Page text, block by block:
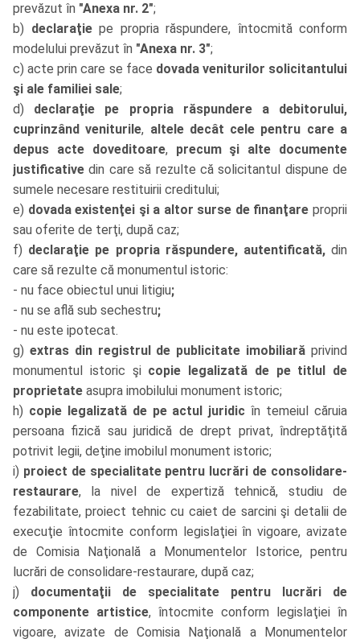
prevăzut în "Anexa nr. 2";
b) declaraţie pe propria răspundere, întocmită conform
modelului prevăzut în "Anexa nr. 3";
c) acte prin care se face dovada veniturilor solicitantului
şi ale familiei sale;
d) declaraţie pe propria răspundere a debitorului,
cuprinzând veniturile, altele decât cele pentru care a
depus acte doveditoare, precum şi alte documente
justificativedin care să rezulte că solicitantul dispune de
sumele necesare restituirii creditului;
e) dovada existenţei şi a altor surse de finanţareproprii
sau oferite de terţi, după caz;
f) declaraţie pe propria răspundere, autentificată,din
care să rezulte că monumentul istoric:
- nu face obiectul unui litigiu;
- nu se află sub sechestru;
- nu este ipotecat.
g) extras din registrul de publicitate imobiliarăprivind
monumentul istoric şi copie legalizată de pe titlul de
proprietate asupra imobilului monument istoric;
h) copie legalizată de pe actul juridicîn temeiul căruia
persoana fizică sau juridică de drept privat, îndreptăţită
potrivit legii, deţine imobilul monument istoric;
i) proiect de specialitate pentru lucrări de consolidare-
restaurare, la nivel de expertiză tehnică, studiu de
fezabilitate, proiect tehnic cu caiet de sarcini şi detalii de
execuţie întocmite conform legislaţiei în vigoare, avizate
de Comisia Naţională a Monumentelor Istorice, pentru
lucrări de consolidare-restaurare, după caz;
j) documentaţii de specialitate pentru lucrări de
componente artistice, întocmite conform legislaţiei în
vigoare, avizate de Comisia Naţională a Monumentelor